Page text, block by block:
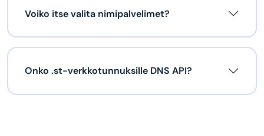
Voiko itse valita nimipalvelimet?
Onko .st-verkkotunnuksille DNS API?